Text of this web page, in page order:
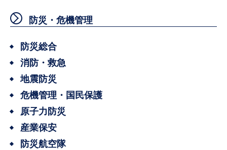
防災・危機管理
防災総合
消防・救急
地震防災
危機管理・国民保護
原子力防災
産業保安
防災航空隊